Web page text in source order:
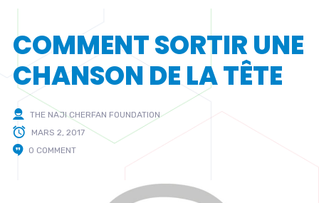
COMMENT SORTIR UNE
CHANSON DE LA TÊTE
THE NAJI CHERFAN FOUNDATION
MARS 2, 2017
0 COMMENT